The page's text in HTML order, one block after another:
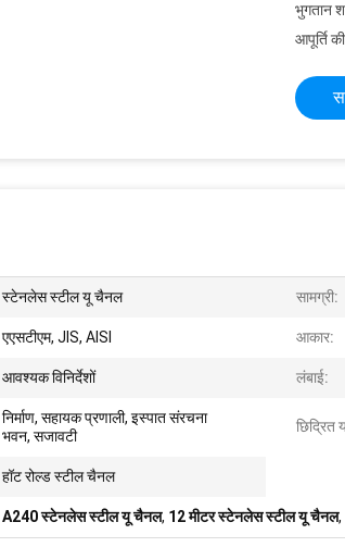
भुगतान
आपूर्ति
स्टेनलेस स्टील यू चैनल सामग्री:
एएसटीएम, JIS, AISI आकार:
आवश्यक विनिर्देशों लंबाई:
निर्माण, सहायक प्रणाली, इस्पात संरचना
भवन, सजावटी
छिद्रित
हॉट रोल्ड स्टील चैनल
A240 स्टेनलेस स्टील यू चैनल, 12 मीटर स्टेनलेस स्टील यू चैनल,